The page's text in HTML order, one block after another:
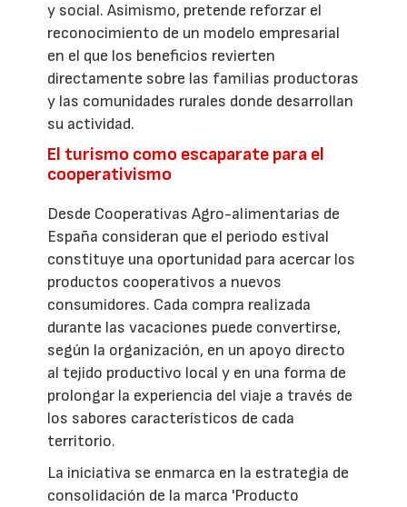
y social. Asimismo, pretende reforzar el
reconocimiento de un modelo empresarial
en el que los beneficios revierten
directamente sobre las familias productoras
y las comunidades rurales donde desarrollan
su actividad.
El turismo como escaparate para el
cooperativismo
Desde Cooperativas Agro-alimentarias de
España consideran que el periodo estival
constituye una oportunidad para acercar los
productos cooperativos a nuevos
consumidores. Cada compra realizada
durante las vacaciones puede convertirse,
según la organización, en un apoyo directo
al tejido productivo local y en una forma de
prolongar la experiencia del viaje a través de
los sabores característicos de cada
territorio.
La iniciativa se enmarca en la estrategia de
consolidación de la marca 'Producto